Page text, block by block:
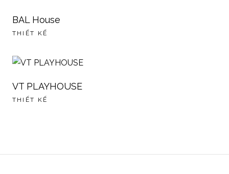
BAL House
THIẾT KẾ
VT PLAYHOUSE
THIẾT KẾ